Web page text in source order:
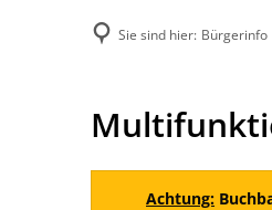
Sie sind hier: Bürgerinfo
Hauptstuhl
Achtung: